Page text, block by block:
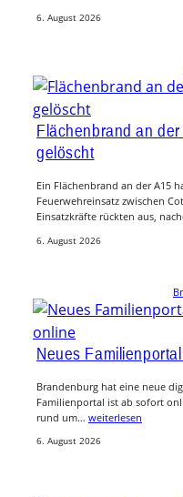
6. August 2026
Flächenbrand an
gelöscht
Ein Flächenbrand an der A15
Feuerwehreinsatz zwischen
Einsatzkräfte rückten aus,
6. August 2026
Neues
Brandenburg hat eine neue
Familienportal ist ab sofort
rund um… weiterlesen
6. August 2026